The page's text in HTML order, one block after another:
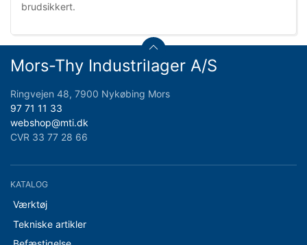
brudsikkert.
Mors-Thy Industrilager A/S
Ringvejen 48, 7900 Nykøbing Mors
97 71 11 33
webshop@mti.dk
CVR 33 77 28 66
KATALOG
Værktøj
Tekniske artikler